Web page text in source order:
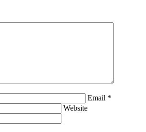
Email *
Website